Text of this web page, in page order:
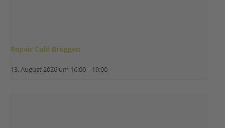
Repair Café Brüggen
13. August 2026 um 16:00 - 19:00